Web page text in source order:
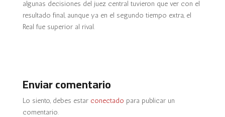
algunas decisiones del juez central tuvieron que ver con el
resultado final, aunque ya en el segundo tiempo extra, el
Real fue superior al rival.
Enviar comentario
Lo siento, debes estar conectado para publicar un
comentario.